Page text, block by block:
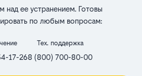
над ее устранением. Готовы
по любым вопросам:
17-26
Тех. поддержка
8 (800) 700-80-00